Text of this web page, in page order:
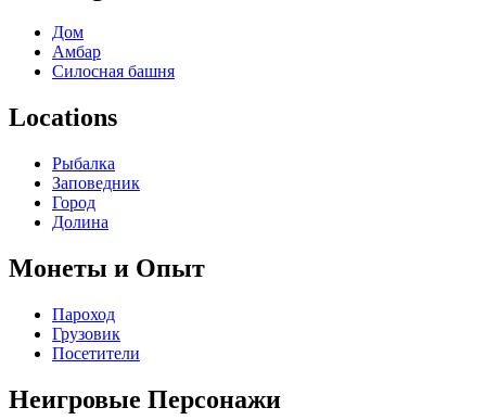
Дом
Амбар
Силосная башня
Locations
Рыбалка
Заповедник
Город
Долина
Монеты и Опыт
Пароход
Грузовик
Посетители
Неигровые Персонажи